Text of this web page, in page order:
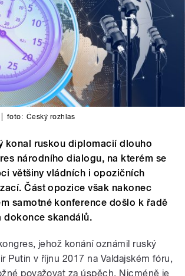
foto: Český rozhlas
konal ruskou diplomacií dlouho
národního dialogu, na kterém se
většiny vládních i opozičních
Část opozice však nakonec
samotné konference došlo k řadě
dokonce skandálů.
jehož konání oznámil ruský
Putin v říjnu 2017 na Valdajském fóru,
považovat za úspěch. Nicméně je